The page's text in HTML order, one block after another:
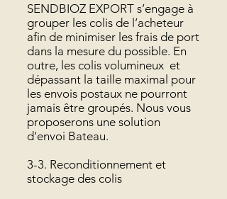
SENDBIOZ EXPORT s’engage à
grouper les colis de l’acheteur
afin de minimiser les frais de port
dans la mesure du possible. En
outre, les colis volumineux et
dépassant la taille maximal pour
les envois postaux ne pourront
jamais être groupés. Nous vous
proposerons une solution
d'envoi Bateau.
3-3. Reconditionnement et
stockage des colis